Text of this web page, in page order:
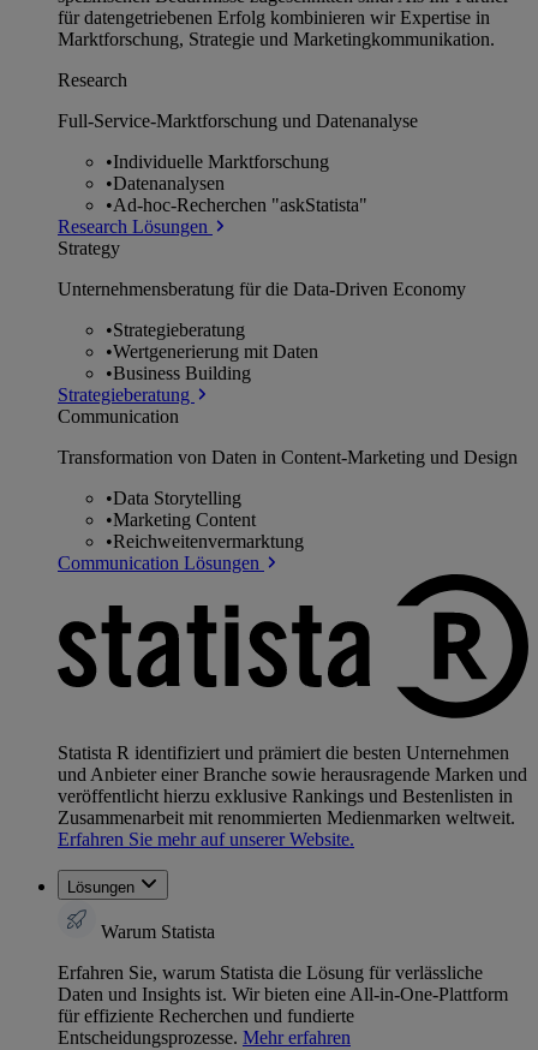
für datengetriebenen Erfolg kombinieren wir Expertise in
Marktforschung, Strategie und Marketingkommunikation.
Research
Full-Service-Marktforschung und Datenanalyse
•Individuelle Marktforschung
•Datenanalysen
•Ad-hoc-Recherchen "askStatista"
Research Lösungen
Strategy
Unternehmens­beratung für die Data-Driven Economy
•Strategieberatung
•Wertgenerierung mit Daten
•Business Building
Strategieberatung
Communication
Transformation von Daten in Content-Marketing und Design
•Data Storytelling
•Marketing Content
•Reichweitenvermarktung
Communication Lösungen
Statista R identifiziert und prämiert die besten Unternehmen
und Anbieter einer Branche sowie herausragende Marken und
veröffentlicht hierzu exklusive Rankings und Bestenlisten in
Zusammenarbeit mit renommierten Medienmarken weltweit.
Erfahren Sie mehr auf unserer Website.
Lösungen
Warum Statista
Erfahren Sie, warum Statista die Lösung für verlässliche
Daten und Insights ist. Wir bieten eine All-in-One-Plattform
für effiziente Recherchen und fundierte
Entscheidungsprozesse. Mehr erfahren